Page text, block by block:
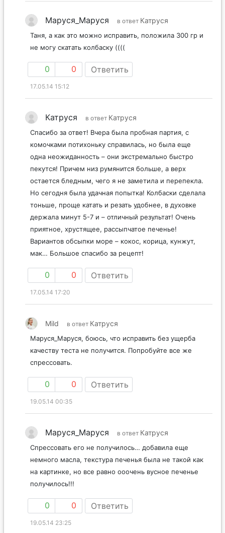
Маруся_Маруся в ответ Катруся
Таня, а как это можно исправить, положила 300 гр и
не могу скатать колбаску ((((
0 0 Ответить
17.05.14 15:12
Катруся в ответ Катруся
Спасибо за ответ! Вчера была пробная партия, с
комочками потихоньку справилась, но была еще
одна неожиданность – они экстремально быстро
пекутся! Причем низ румянится больше, а верх
остается бледным, чего я не заметила и перепекла.
Но сегодня была удачная попытка! Колбаски сделала
тоньше, проще катать и резать удобнее, в духовке
держала минут 5-7 и – отличный результат! Очень
приятное, хрустящее, рассыпчатое печенье!
Вариантов обсыпки море – кокос, корица, кунжут,
мак… Большое спасибо за рецепт!
0 0 Ответить
17.05.14 17:20
Mild в ответ Катруся
Маруся_Маруся, боюсь, что исправить без ущерба
качеству теста не получится. Попробуйте все же
спрессовать.
0 0 Ответить
19.05.14 00:35
Маруся_Маруся в ответ Катруся
Спрессовать его не получилось… добавила еще
немного масла, текстура печенья была не такой как
на картинке, но все равно ооочень вусное печенье
получилось!!!
0 0 Ответить
19.05.14 23:25